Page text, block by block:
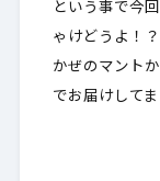
という事で今
ゃけどうよ！
かぜのマント
でお届けして